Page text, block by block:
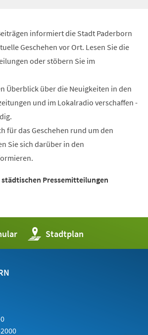
informiert die Stadt Paderborn
Geschehen vor Ort. Lesen Sie die
oder stöbern Sie im
Überblick über die Neuigkeiten in den
und im Lokalradio verschaffen -
für das Geschehen rund um den
Sie sich darüber in den
Pressemitteilungen
Stadtplan
(Öffnet
in
einem